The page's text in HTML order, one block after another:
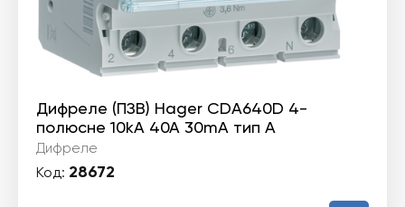
Дифреле (ПЗВ) Hager CDA640D 4-
полюсне 10kА 40А 30mA тип А
Дифреле
Код: 28672